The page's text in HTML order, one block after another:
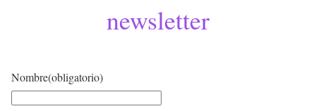
newsletter
Nombre(obligatorio)